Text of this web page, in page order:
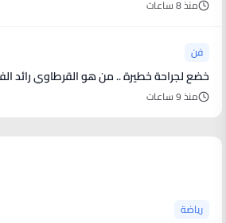
منذ 8 ساعات
فن
خضع لجراحة خطيرة .. من هو القرطاوي رائد الفن الشعبي في المغرب؟
منذ 9 ساعات
رياضة